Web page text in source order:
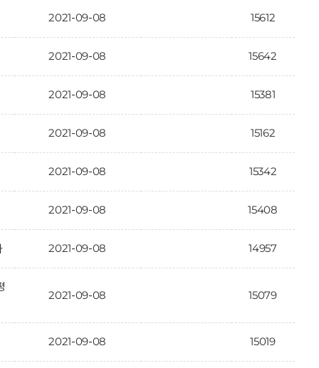
2021-09-08 15612
2021-09-08 15642
2021-09-08 15381
2021-09-08 15162
2021-09-08 15342
2021-09-08 15408
2021-09-08 14957
2021-09-08 15079
2021-09-08 15019